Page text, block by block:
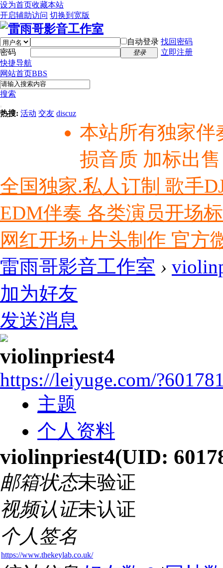
设为首页收藏本站
开启辅助访问 切换到宽版
自动登录 找回密码
密码
登录
立即注册
快捷导航
网站首页BBS
搜索
热搜: 活动 交友 discuz
本站所有独家伴
损音质 加标出
全国独家.私人订制 歌手
EDM伴奏 各类演员开场
网红开场+片头制作 官方
雷雨哥影音工作室 ›
加为好友
发送消息
violinpriest4
https://leiyuge.com/
主题
个人资料
violinpriest4(UID:
邮箱状态未验证
视频认证未认证
个人签名
https://www.thekeylab.co.uk/